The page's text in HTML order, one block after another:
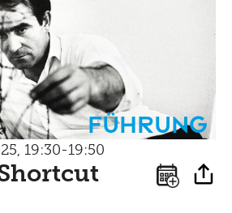
Führung
19:30-19:50